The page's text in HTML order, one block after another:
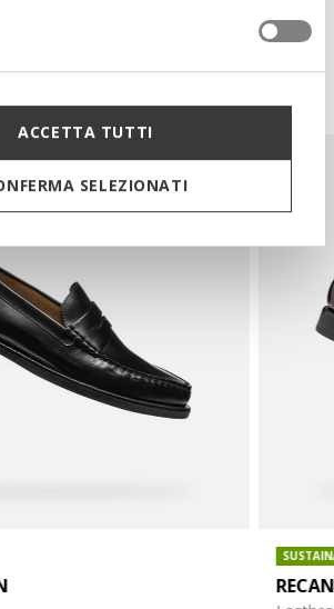
ACCETTA TUTTI
SELEZIONATI
like